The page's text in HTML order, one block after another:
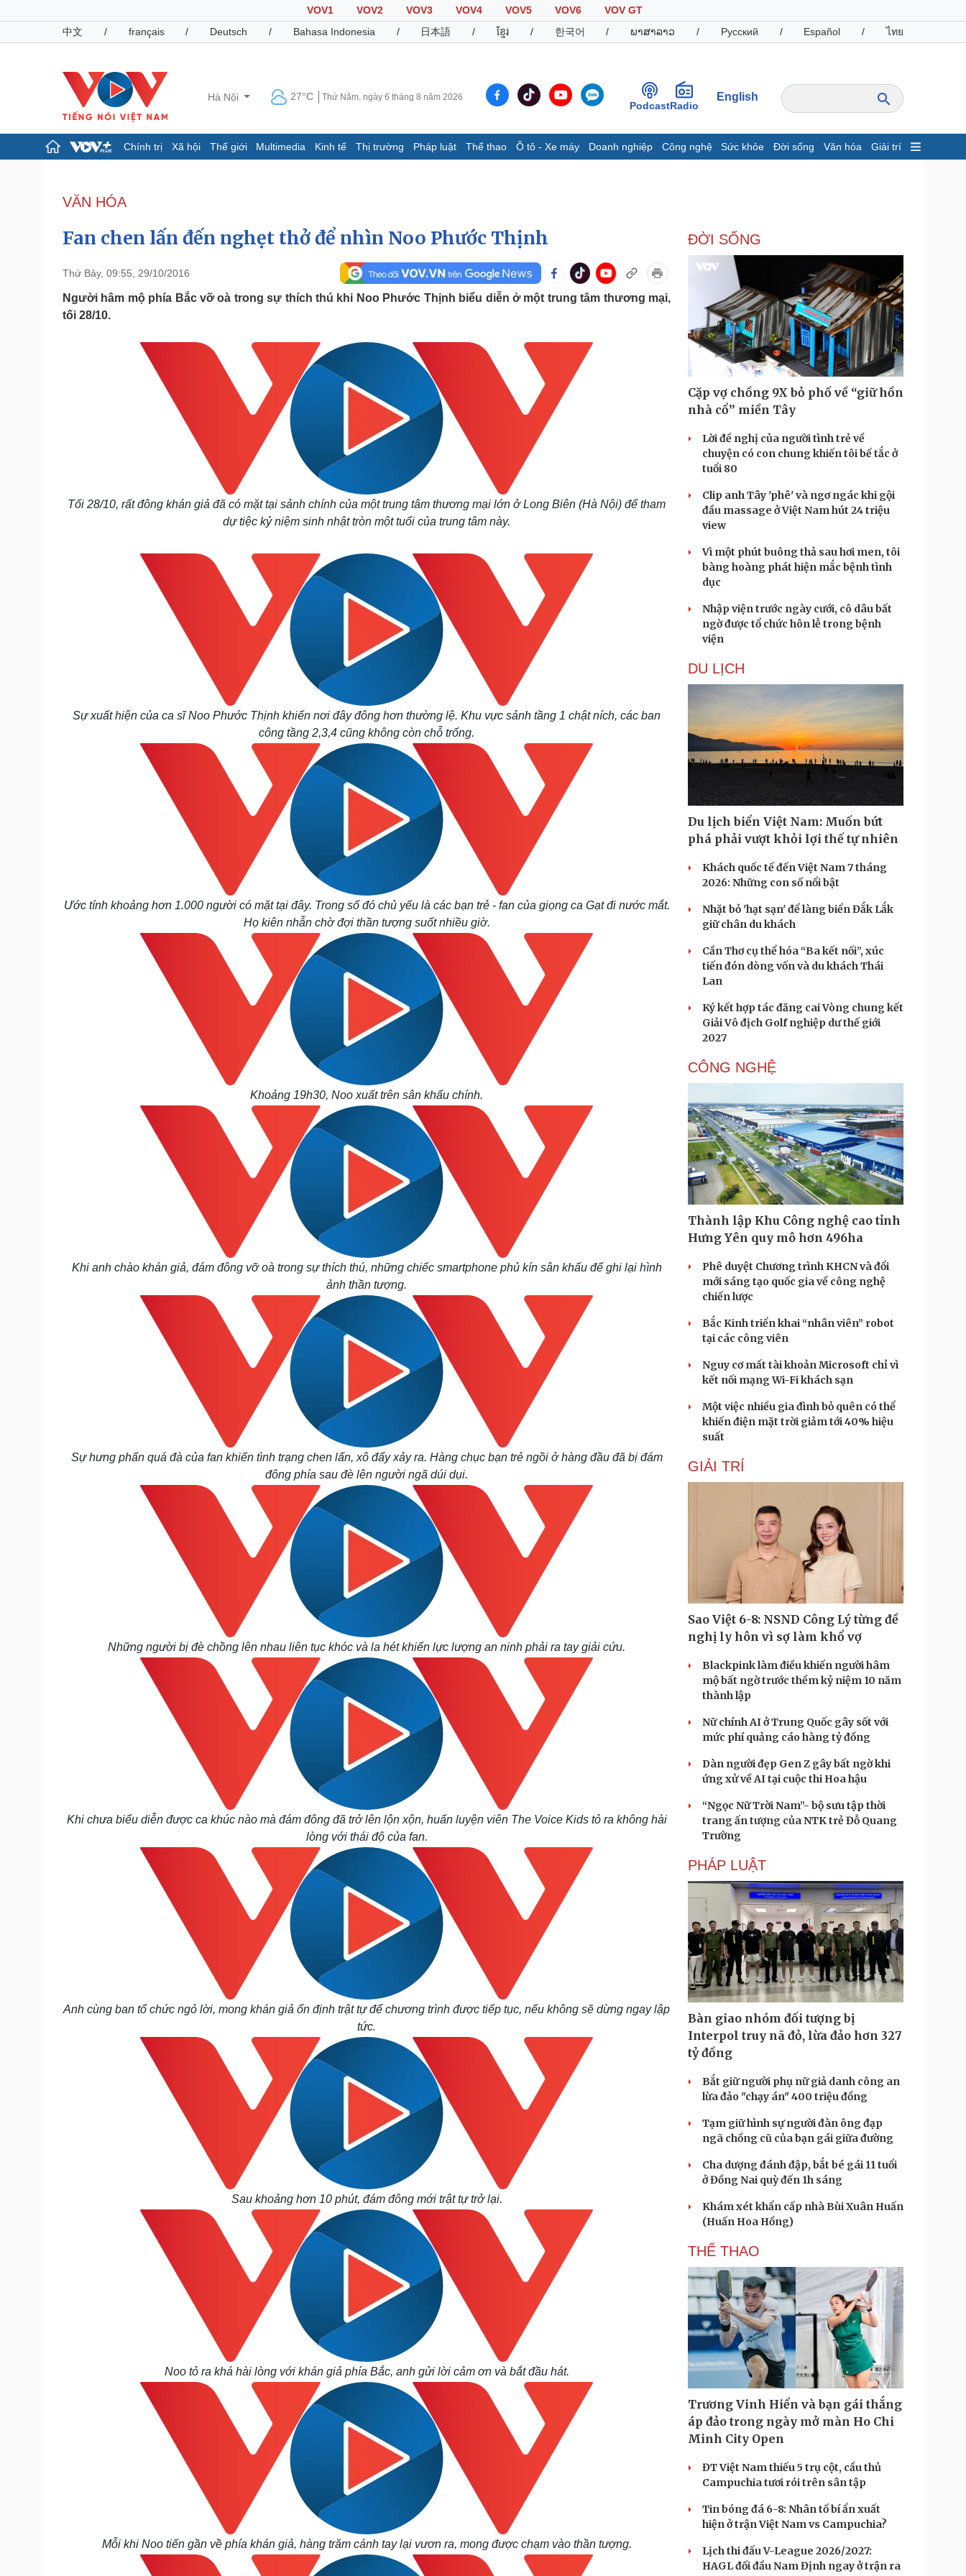
VOV1 VOV2 VOV3 VOV4 VOV5 VOV6
VOV GT
中文
/ français / Deutsch / Bahasa Indonesia / 日本語 / ខ្មែរ / 한국어 / ພາສາລາວ / Русский / Español / ไทย
Hà Nội 27°C Thứ Năm, ngày 6 tháng 8 năm 2026
PodcastRadio
English
Chính trị Xã hội Thế giới Multimedia Kinh tế Thị trường Pháp luật Thể thao Ô tô - Xe máy Doanh nghiệp Công nghệ Sức khỏe Đời sống Văn hóa Giải trí
Đảng
Tổ chức nhân sự
Nhận diện sự thật
Dấu ấn VOV
Infographic
Giá cà phê
Pháp luật
Vụ án
Quân sự - Quốc phòng
Phân tích
Thể thao
Thế giới thể thao
Ô tô - Xe máy
Tư vấn
Doanh nghiệp
Thông tin doanh nghiệp
Doanh nghiệp 24h
Doanh nhân
Công nghệ
Sành điệu
Tin Công nghệ
Trải nghiệm
Chuyển đổi số
Phòng mạch online
Đời sống
Tình yêu - Gia đình
Văn hóa
Sân khấu - Điện ảnh
Văn học
Âm nhạc
Giải trí
Nghệ sĩ
Thời trang
Sao Việt
Podcast
Câu chuyện thời sự
Đọc truyện đêm khuya
Cửa sổ tình yêu
VĂN HÓA
Fan chen lấn đến nghẹt thở để nhìn Noo Phước Thịnh
Thứ Bảy, 09:55, 29/10/2016
Người hâm mộ phía Bắc vỡ oà trong sự thích thú khi Noo Phước Thịnh biểu diễn ở một trung tâm thương mại,
tối 28/10.
Tối 28/10, rất đông khán giả đã có mặt tại sảnh chính của một trung tâm thương mại lớn ở Long Biên (Hà Nội) để tham
dự tiệc kỷ niệm sinh nhật tròn một tuổi của trung tâm này.
Sự xuất hiện của ca sĩ Noo Phước Thịnh khiến nơi đây đông hơn thường lệ. Khu vực sảnh tầng 1 chật ních, các ban
công tầng 2,3,4 cũng không còn chỗ trống.
Ước tính khoảng hơn 1.000 người có mặt tại đây. Trong số đó chủ yếu là các bạn trẻ - fan của giọng ca Gạt đi nước mắt.
Họ kiên nhẫn chờ đợi thần tượng suốt nhiều giờ.
Khoảng 19h30, Noo xuất trên sân khấu chính.
Khi anh chào khán giả, đám đông vỡ oà trong sự thích thú, những chiếc smartphone phủ kín sân khấu để ghi lại hình
ảnh thần tượng.
Sự hưng phấn quá đà của fan khiến tình trạng chen lấn, xô đẩy xảy ra. Hàng chục bạn trẻ ngồi ở hàng đầu đã bị đám
đông phía sau đè lên người ngã dúi dụi.
Những người bị đè chồng lên nhau liên tục khóc và la hét khiến lực lượng an ninh phải ra tay giải cứu.
Khi chưa biểu diễn được ca khúc nào mà đám đông đã trở lên lộn xộn, huấn luyện viên The Voice Kids tỏ ra không hài
lòng với thái độ của fan.
Anh cùng ban tổ chức ngỏ lời, mong khán giả ổn định trật tự để chương trình được tiếp tục, nếu không sẽ dừng ngay lập
tức.
Sau khoảng hơn 10 phút, đám đông mới trật tự trở lại.
Noo tỏ ra khá hài lòng với khán giả phía Bắc, anh gửi lời cảm ơn và bắt đầu hát.
Mỗi khi Noo tiến gần về phía khán giả, hàng trăm cánh tay lại vươn ra, mong được chạm vào thần tượng.
ĐỜI SỐNG
Cặp vợ chồng 9X bỏ phố về “giữ hồn
nhà cổ” miền Tây
Lời đề nghị của người tình trẻ về
chuyện có con chung khiến tôi bế tắc ở
tuổi 80
Clip anh Tây 'phê' và ngơ ngác khi gội
đầu massage ở Việt Nam hút 24 triệu
view
Vì một phút buông thả sau hơi men, tôi
bàng hoàng phát hiện mắc bệnh tình
dục
Nhập viện trước ngày cưới, cô dâu bất
ngờ được tổ chức hôn lễ trong bệnh
viện
DU LỊCH
Du lịch biển Việt Nam: Muốn bứt
phá phải vượt khỏi lợi thế tự nhiên
Khách quốc tế đến Việt Nam 7 tháng
2026: Những con số nổi bật
Nhặt bỏ 'hạt sạn' để làng biển Đắk Lắk
giữ chân du khách
Cần Thơ cụ thể hóa “Ba kết nối”, xúc
tiến đón dòng vốn và du khách Thái
Lan
Ký kết hợp tác đăng cai Vòng chung kết
Giải Vô địch Golf nghiệp dư thế giới
2027
CÔNG NGHỆ
Thành lập Khu Công nghệ cao tỉnh
Hưng Yên quy mô hơn 496ha
Phê duyệt Chương trình KHCN và đổi
mới sáng tạo quốc gia về công nghệ
chiến lược
Bắc Kinh triển khai “nhân viên” robot
tại các công viên
Nguy cơ mất tài khoản Microsoft chỉ vì
kết nối mạng Wi-Fi khách sạn
Một việc nhiều gia đình bỏ quên có thể
khiến điện mặt trời giảm tới 40% hiệu
suất
GIẢI TRÍ
Sao Việt 6-8: NSND Công Lý từng đề
nghị ly hôn vì sợ làm khổ vợ
Blackpink làm điều khiến người hâm
mộ bất ngờ trước thềm kỷ niệm 10 năm
thành lập
Nữ chính AI ở Trung Quốc gây sốt với
mức phí quảng cáo hàng tỷ đồng
Dàn người đẹp Gen Z gây bất ngờ khi
ứng xử về AI tại cuộc thi Hoa hậu
“Ngọc Nữ Trời Nam”- bộ sưu tập thời
trang ấn tượng của NTK trẻ Đỗ Quang
Trường
PHÁP LUẬT
Bàn giao nhóm đối tượng bị
Interpol truy nã đỏ, lừa đảo hơn 327
tỷ đồng
Bắt giữ người phụ nữ giả danh công an
lừa đảo "chạy án" 400 triệu đồng
Tạm giữ hình sự người đàn ông đạp
ngã chồng cũ của bạn gái giữa đường
Cha dượng đánh đập, bắt bé gái 11 tuổi
ở Đồng Nai quỳ đến 1h sáng
Khám xét khẩn cấp nhà Bùi Xuân Huấn
(Huấn Hoa Hồng)
THỂ THAO
Trương Vinh Hiển và bạn gái thắng
áp đảo trong ngày mở màn Ho Chi
Minh City Open
ĐT Việt Nam thiếu 5 trụ cột, cầu thủ
Campuchia tươi rói trên sân tập
Tin bóng đá 6-8: Nhân tố bí ẩn xuất
hiện ở trận Việt Nam vs Campuchia?
Lịch thi đấu V-League 2026/2027:
HAGL đối đầu Nam Định ngay ở trận ra